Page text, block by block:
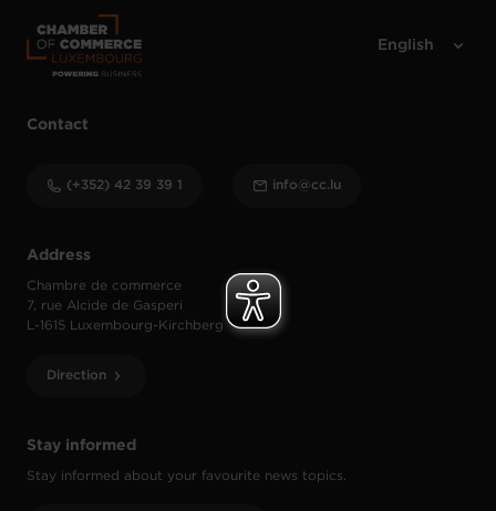
Stay informed
Stay informed about your favourite news topics.
Address
Chambre de commerce
7, rue Alcide de Gasperi
L-1615 Luxembourg-Kirchberg
Direction
Contact
(+352) 42 39 39 1 info@cc.lu